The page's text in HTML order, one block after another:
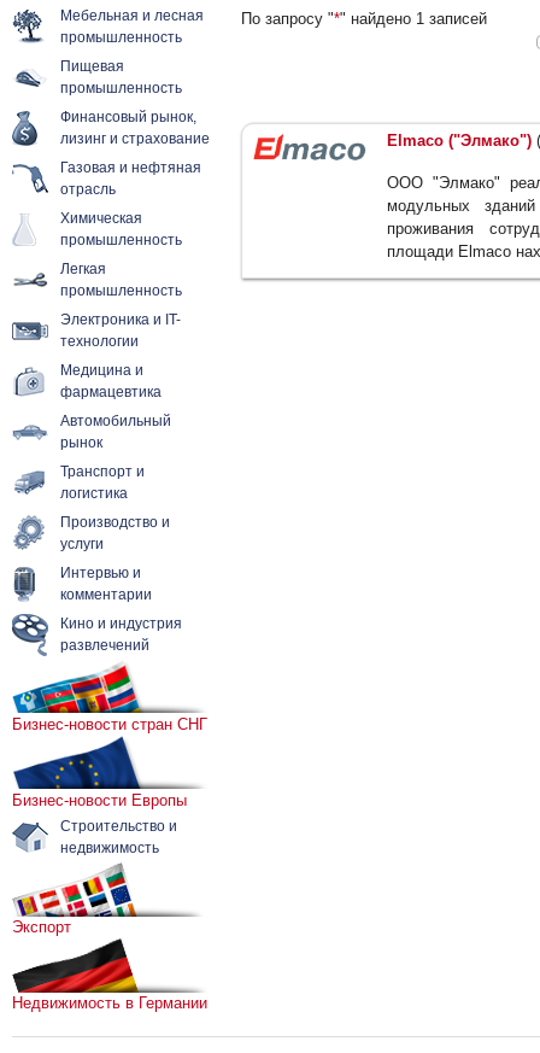
Мебельная и лесная
промышленность
Пищевая
промышленность
Финансовый рынок,
лизинг и страхование
Газовая и нефтяная
отрасль
Химическая
промышленность
Легкая
промышленность
Электроника и IT-
технологии
Медицина и
фармацевтика
Автомобильный
рынок
Транспорт и
логистика
Производство и
услуги
Интервью и
комментарии
Кино и индустрия
развлечений
Бизнес-новости стран СНГ
Бизнес-новости Европы
Строительство и
недвижимость
Экспорт
Недвижимость в Германии
По запросу "*" найдено 1 записей
Elmaco ("Элмако")
ООО "Элмако"
модульных
проживания
площади Elmaco